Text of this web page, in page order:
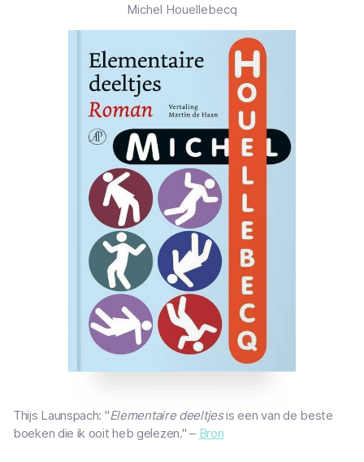
Michel Houellebecq
Thijs Launspach: "Elementaire deeltjesis een van de beste
boeken die ik ooit heb gelezen." – Bron